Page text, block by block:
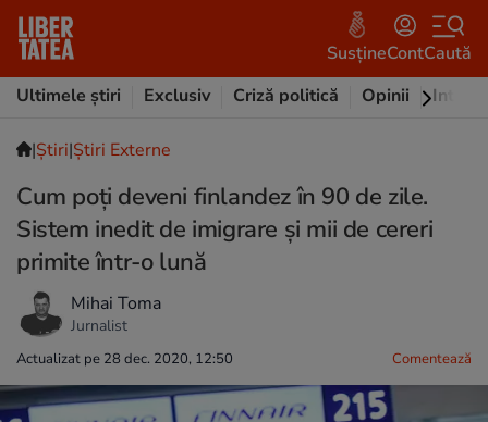
SusțineContCaută
Ultimele știri
Exclusiv Criză politică Opinii
|Ştiri|Știri Externe
Cum poți deveni finlandez în 90 de zile.
Sistem inedit de imigrare și mii de cereri
primite într-o lună
Mihai Toma
Jurnalist
Actualizat pe 28 dec. 2020, 12:50 Comentează